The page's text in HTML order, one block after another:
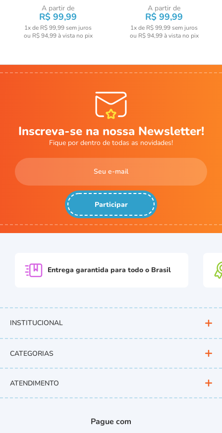
A partir de
R$ 99,99
1x de R$ 99,99sem juros
ou R$ 94,99à vista no pix
A partir de
R$ 99,99
1x de R$ 99,99sem juros
ou R$ 94,99à vista no pix
Inscreva-se na nossa Newsletter!
Fique por dentro de todas as novidades!
Participar
Entrega garantida para todo o Brasil
INSTITUCIONAL
CATEGORIAS
ATENDIMENTO
Pague com